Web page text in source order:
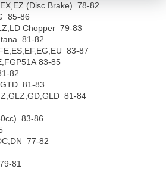
(Disc Brake) 78-82
85-86
Chopper 79-83
81-82
83-87
GP51A 83-85
82
81-83
81-84
83-86
77-82
79-81